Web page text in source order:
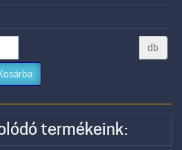
db
Kosárba
termékeink: